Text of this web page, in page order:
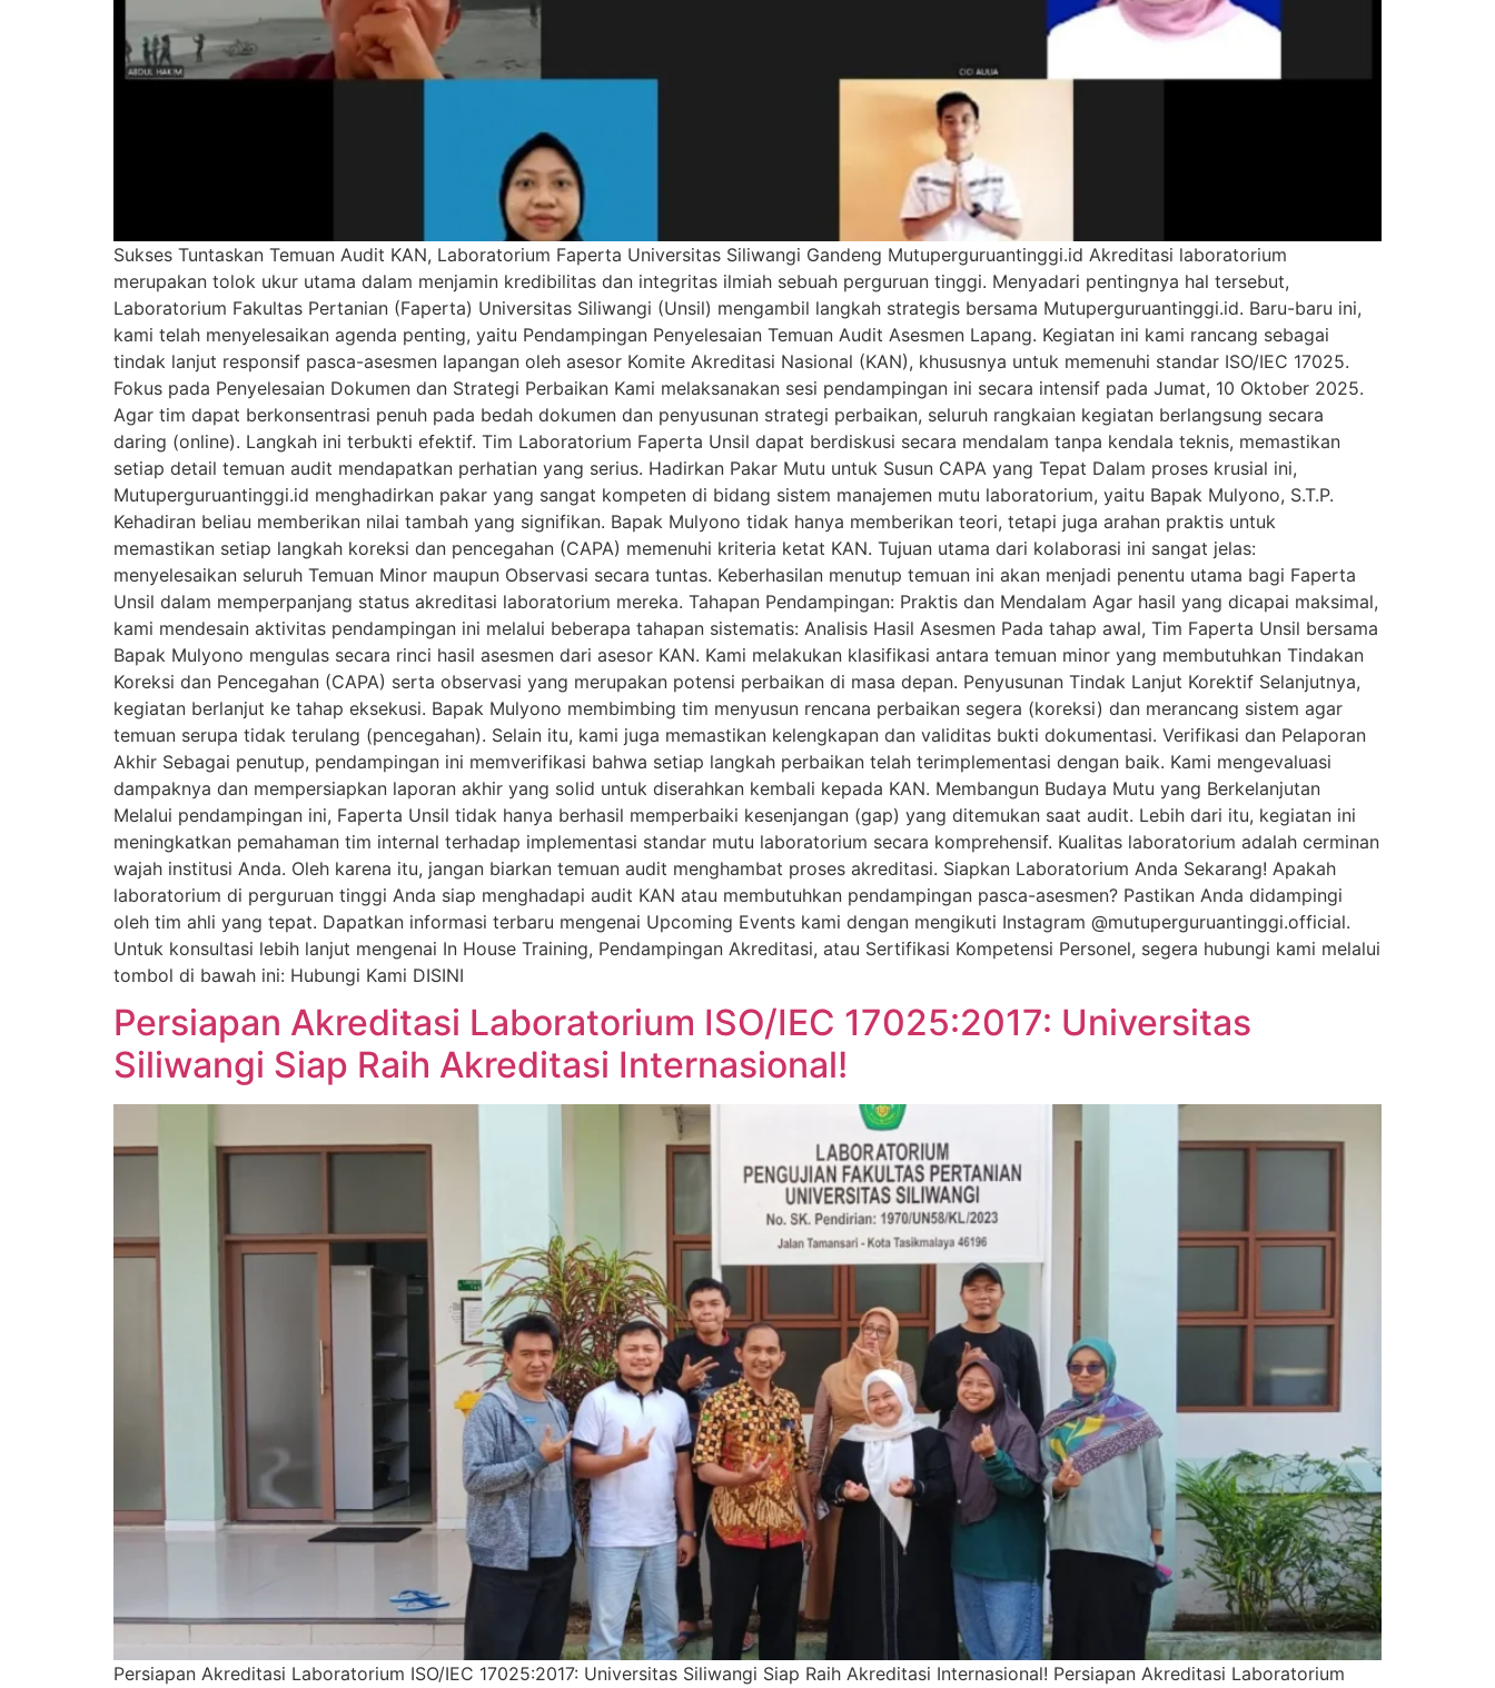
Sukses Tuntaskan Temuan Audit KAN, Laboratorium Faperta Universitas Siliwangi Gandeng Mutuperguruantinggi.id Akreditasi laboratorium
merupakan tolok ukur utama dalam menjamin kredibilitas dan integritas ilmiah sebuah perguruan tinggi. Menyadari pentingnya hal tersebut,
Laboratorium Fakultas Pertanian (Faperta) Universitas Siliwangi (Unsil) mengambil langkah strategis bersama Mutuperguruantinggi.id. Baru-baru ini,
kami telah menyelesaikan agenda penting, yaitu Pendampingan Penyelesaian Temuan Audit Asesmen Lapang. Kegiatan ini kami rancang sebagai
tindak lanjut responsif pasca-asesmen lapangan oleh asesor Komite Akreditasi Nasional (KAN), khususnya untuk memenuhi standar ISO/IEC 17025.
Fokus pada Penyelesaian Dokumen dan Strategi Perbaikan Kami melaksanakan sesi pendampingan ini secara intensif pada Jumat, 10 Oktober 2025.
Agar tim dapat berkonsentrasi penuh pada bedah dokumen dan penyusunan strategi perbaikan, seluruh rangkaian kegiatan berlangsung secara
daring (online). Langkah ini terbukti efektif. Tim Laboratorium Faperta Unsil dapat berdiskusi secara mendalam tanpa kendala teknis, memastikan
setiap detail temuan audit mendapatkan perhatian yang serius. Hadirkan Pakar Mutu untuk Susun CAPA yang Tepat Dalam proses krusial ini,
Mutuperguruantinggi.id menghadirkan pakar yang sangat kompeten di bidang sistem manajemen mutu laboratorium, yaitu Bapak Mulyono, S.T.P.
Kehadiran beliau memberikan nilai tambah yang signifikan. Bapak Mulyono tidak hanya memberikan teori, tetapi juga arahan praktis untuk
memastikan setiap langkah koreksi dan pencegahan (CAPA) memenuhi kriteria ketat KAN. Tujuan utama dari kolaborasi ini sangat jelas:
menyelesaikan seluruh Temuan Minor maupun Observasi secara tuntas. Keberhasilan menutup temuan ini akan menjadi penentu utama bagi Faperta
Unsil dalam memperpanjang status akreditasi laboratorium mereka. Tahapan Pendampingan: Praktis dan Mendalam Agar hasil yang dicapai maksimal,
kami mendesain aktivitas pendampingan ini melalui beberapa tahapan sistematis: Analisis Hasil Asesmen Pada tahap awal, Tim Faperta Unsil bersama
Bapak Mulyono mengulas secara rinci hasil asesmen dari asesor KAN. Kami melakukan klasifikasi antara temuan minor yang membutuhkan Tindakan
Koreksi dan Pencegahan (CAPA) serta observasi yang merupakan potensi perbaikan di masa depan. Penyusunan Tindak Lanjut Korektif Selanjutnya,
kegiatan berlanjut ke tahap eksekusi. Bapak Mulyono membimbing tim menyusun rencana perbaikan segera (koreksi) dan merancang sistem agar
temuan serupa tidak terulang (pencegahan). Selain itu, kami juga memastikan kelengkapan dan validitas bukti dokumentasi. Verifikasi dan Pelaporan
Akhir Sebagai penutup, pendampingan ini memverifikasi bahwa setiap langkah perbaikan telah terimplementasi dengan baik. Kami mengevaluasi
dampaknya dan mempersiapkan laporan akhir yang solid untuk diserahkan kembali kepada KAN. Membangun Budaya Mutu yang Berkelanjutan
Melalui pendampingan ini, Faperta Unsil tidak hanya berhasil memperbaiki kesenjangan (gap) yang ditemukan saat audit. Lebih dari itu, kegiatan ini
meningkatkan pemahaman tim internal terhadap implementasi standar mutu laboratorium secara komprehensif. Kualitas laboratorium adalah cerminan
wajah institusi Anda. Oleh karena itu, jangan biarkan temuan audit menghambat proses akreditasi. Siapkan Laboratorium Anda Sekarang! Apakah
laboratorium di perguruan tinggi Anda siap menghadapi audit KAN atau membutuhkan pendampingan pasca-asesmen? Pastikan Anda didampingi
oleh tim ahli yang tepat. Dapatkan informasi terbaru mengenai Upcoming Events kami dengan mengikuti Instagram @mutuperguruantinggi.official.
Untuk konsultasi lebih lanjut mengenai In House Training, Pendampingan Akreditasi, atau Sertifikasi Kompetensi Personel, segera hubungi kami melalui
tombol di bawah ini: Hubungi Kami DISINI
Persiapan Akreditasi Laboratorium ISO/IEC 17025:2017: Universitas
Siliwangi Siap Raih Akreditasi Internasional!
Persiapan Akreditasi Laboratorium ISO/IEC 17025:2017: Universitas Siliwangi Siap Raih Akreditasi Internasional! Persiapan Akreditasi Laboratorium